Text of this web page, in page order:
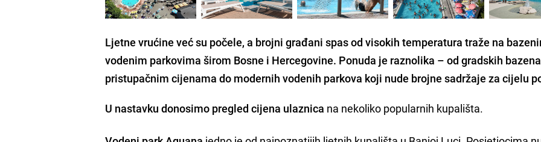
Ljetne vrućine već su počele, a brojni građani spas od visokih temperatura traže na
vodenim parkovima širom Bosne i Hercegovine. Ponuda je raznolika – od gradskih
pristupačnim cijenama do modernih vodenih parkova koji nude brojne sadržaje za cijelu
U nastavku donosimo pregled cijena ulaznica na nekoliko popularnih kupališta.